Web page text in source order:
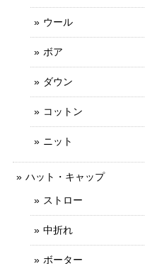
ウール
ボア
ダウン
コットン
ニット
ハット・キャップ
ストロー
中折れ
ボーター